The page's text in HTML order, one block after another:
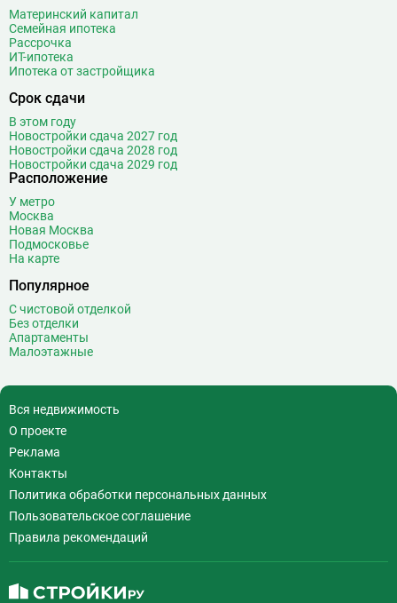
Материнский капитал
Семейная ипотека
Рассрочка
ИТ-ипотека
Ипотека от застройщика
Срок сдачи
В этом году
Новостройки сдача 2027 год
Новостройки сдача 2028 год
Новостройки сдача 2029 год
Расположение
У метро
Москва
Новая Москва
Подмосковье
На карте
Популярное
С чистовой отделкой
Без отделки
Апартаменты
Малоэтажные
Вся недвижимость
О проекте
Реклама
Контакты
Политика обработки персональных данных
Пользовательское соглашение
Правила рекомендаций